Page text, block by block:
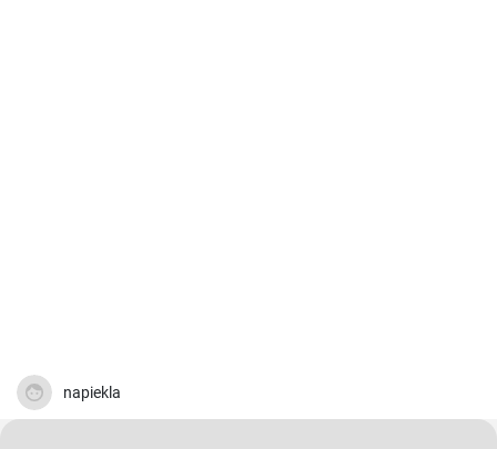
napiekla